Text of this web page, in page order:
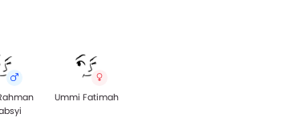
Ummi Fatimah